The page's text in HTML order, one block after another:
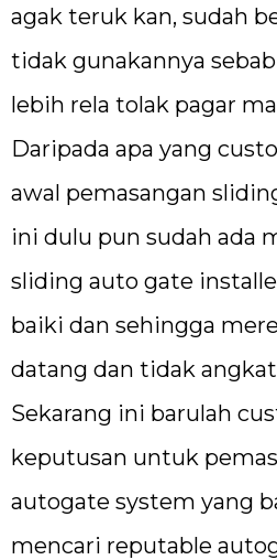
agak teruk kan, sudah
tidak gunakannya
lebih rela tolak pagar
Daripada apa yang
awal pemasangan
ini dulu pun sudah ada
sliding auto gate
baiki dan sehingga
datang dan tidak
Sekarang ini barulah
keputusan untuk
autogate system yang
mencari reputable